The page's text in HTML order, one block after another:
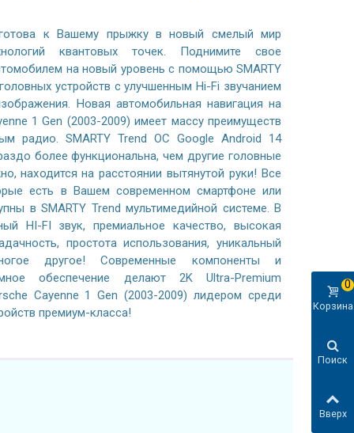
к Вашему прыжку в новый смелый мир
квантовых точек. Поднимите свое
на новый уровень с помощью SMARTY
устройств с улучшенным Hi-Fi звучанием
Новая автомобильная навигация на
1 Gen (2003-2009) имеет массу преимуществ
радио. SMARTY Trend ОС Google Android 14
более функциональна, чем другие головные
находится на расстоянии вытянутой руки! Все
есть в Вашем современном смартфоне или
в SMARTY Trend мультимедийной системе. В
HI-FI звук, премиальное качество, высокая
простота использования, уникальный
другое! Современные компоненты и
обеспечение делают 2K Ultra-Premium
Cayenne 1 Gen (2003-2009) лидером среди
премиум-класса!
Корзина
0
Поиск
Вверх